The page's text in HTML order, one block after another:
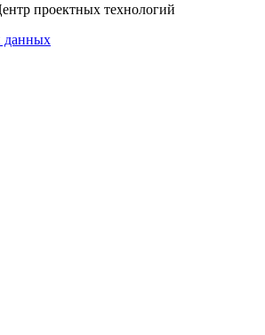
проектных технологий
данных